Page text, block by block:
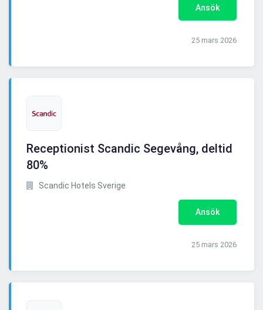
Ansök
25 mars 2026
Receptionist Scandic Segevång, deltid
80%
Scandic Hotels Sverige
Ansök
25 mars 2026